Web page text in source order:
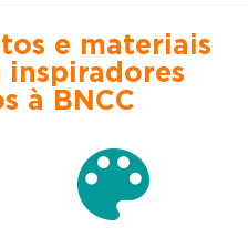
e materiais
inspiradores
à BNCC